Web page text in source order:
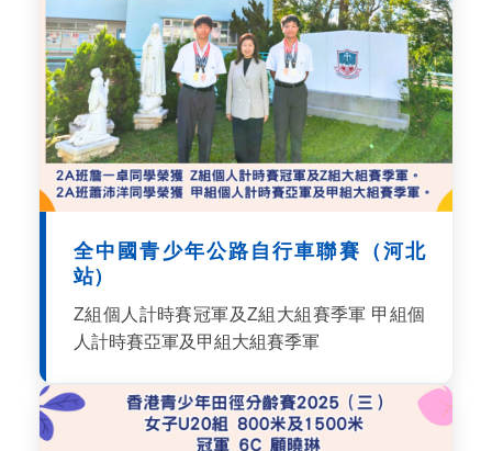
全中國青少年公路自行車聯賽（河北
站）
Z組個人計時賽冠軍及Z組大組賽季軍 甲組個
人計時賽亞軍及甲組大組賽季軍